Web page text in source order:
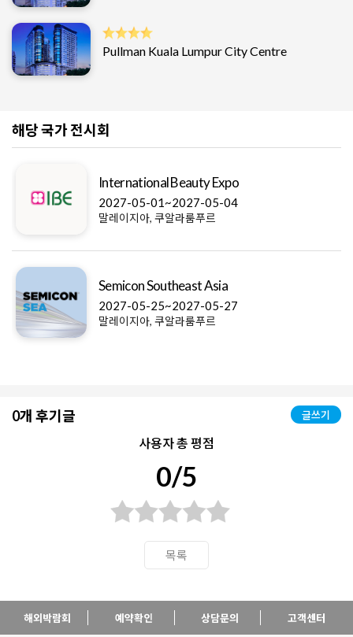
Pullman Kuala Lumpur City Centre
해당 국가 전시회
International Beauty Expo
2027-05-01~2027-05-04
말레이지아, 쿠알라룸푸르
Semicon Southeast Asia
2027-05-25~2027-05-27
말레이지아, 쿠알라룸푸르
0개 후기글 글쓰기
사용자 총 평점
0/5
목록
해외박람회 예약확인 상담문의 고객센터